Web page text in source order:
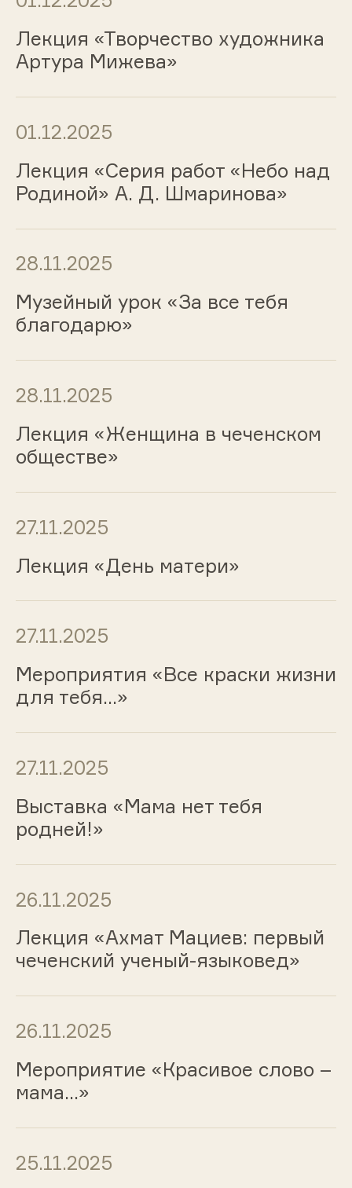
Лекция «Творчество художника
Артура Мижева»
01.12.2025
Лекция «Серия работ «Небо над
Родиной» А. Д. Шмаринова»
28.11.2025
Музейный урок «За все тебя
благодарю»
28.11.2025
Лекция «Женщина в чеченском
обществе»
27.11.2025
Лекция «День матери»
27.11.2025
Мероприятия «Все краски жизни
для тебя…»
27.11.2025
Выставка «Мама нет тебя
родней!»
26.11.2025
Лекция «Ахмат Мациев: первый
чеченский ученый-языковед»
26.11.2025
Мероприятие «Красивое слово –
мама…»
25.11.2025